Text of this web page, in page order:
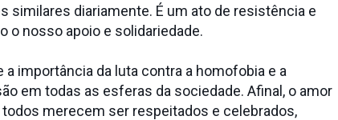
similares diariamente. É um ato de resistência e
o nosso apoio e solidariedade.
importância da luta contra a homofobia e a
em todas as esferas da sociedade. Afinal, o amor
merecem ser respeitados e celebrados,